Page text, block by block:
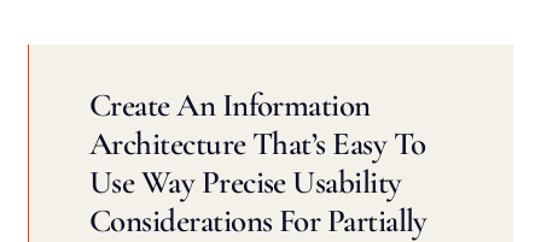
Create An Information
Architecture That’s Easy To
Use Way Precise Usability
Considerations For Partially